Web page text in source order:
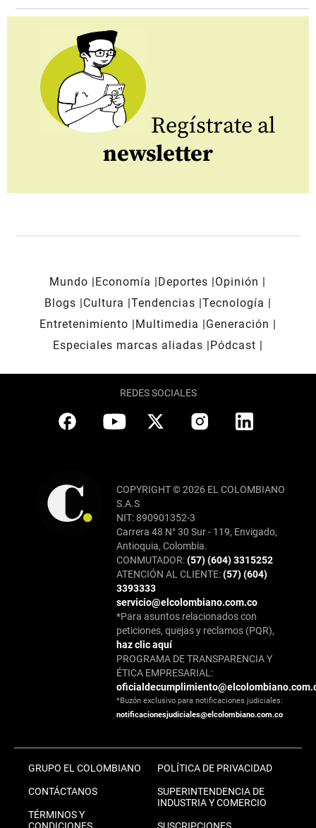
Regístrate al
newsletter
Mundo Economía Deportes
Opinión
Blogs
Cultura Tendencias Tecnología
Entretenimiento
Multimedia
Generación
Especiales marcas aliadas
Pódcast
REDES SOCIALES
COPYRIGHT © 2026 EL COLOMBIANO
S.A.S
NIT: 890901352-3
Carrera 48 N° 30 Sur - 119, Envigado,
Antioquia, Colombia.
CONMUTADOR:(57) (604) 3315252
ATENCIÓN AL CLIENTE:(57) (604)
3393333
servicio@elcolombiano.com.co
*Para asuntos relacionados con
peticiones, quejas y reclamos (PQR),
haz clic aquí
PROGRAMA DE TRANSPARENCIA Y
ÉTICA EMPRESARIAL:
*Buzón exclusivo para notificaciones judiciales:
notificacionesjudiciales@elcolombiano.com.co
GRUPO EL COLOMBIANO
CONTÁCTANOS
TÉRMINOS Y
POLÍTICA DE PRIVACIDAD
SUPERINTENDENCIA DE
INDUSTRIA Y COMERCIO